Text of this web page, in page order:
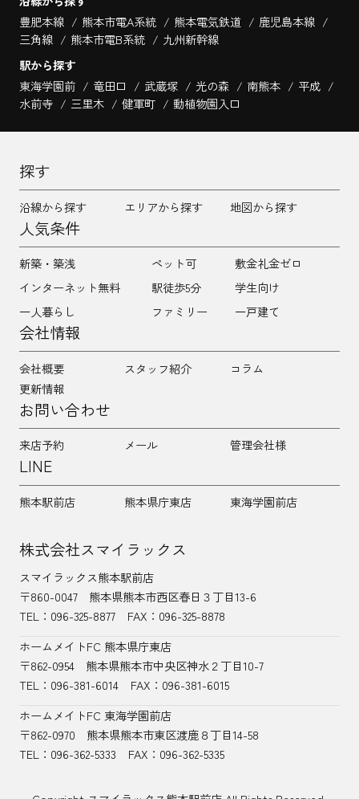
豊肥本線
熊本市電A系統 熊本電気鉄道
鹿児島本線
三角線
熊本市電B系統
九州新幹線
駅から探す
東海学園前
竜田口 武蔵塚 光の森 南熊本
平成
水前寺
三里木 健軍町 動植物園入口
探す
沿線から探す エリアから探す 地図から探す
人気条件
新築・築浅 ペット可
敷金礼金ゼロ
インターネット無料
駅徒歩5分
学生向け
一人暮らし
ファミリー 一戸建て
会社情報
会社概要 スタッフ紹介
コラム
更新情報
お問い合わせ
来店予約 メール 管理会社様
LINE
熊本駅前店 熊本県庁東店 東海学園前店
株式会社スマイラックス
スマイラックス熊本駅前店
〒860-0047
熊本県熊本市西区春日３丁目13-6
TEL： 096-325-8877
FAX：096-325-8878
ホームメイトFC 熊本県庁東店
〒862-0954
熊本県熊本市中央区神水２丁目10-7
TEL：096-381-6014
FAX：096-381-6015
ホームメイトFC 東海学園前店
〒862-0970
熊本県熊本市東区渡鹿８丁目14-58
TEL： 096-362-5333 FAX：096-362-5335